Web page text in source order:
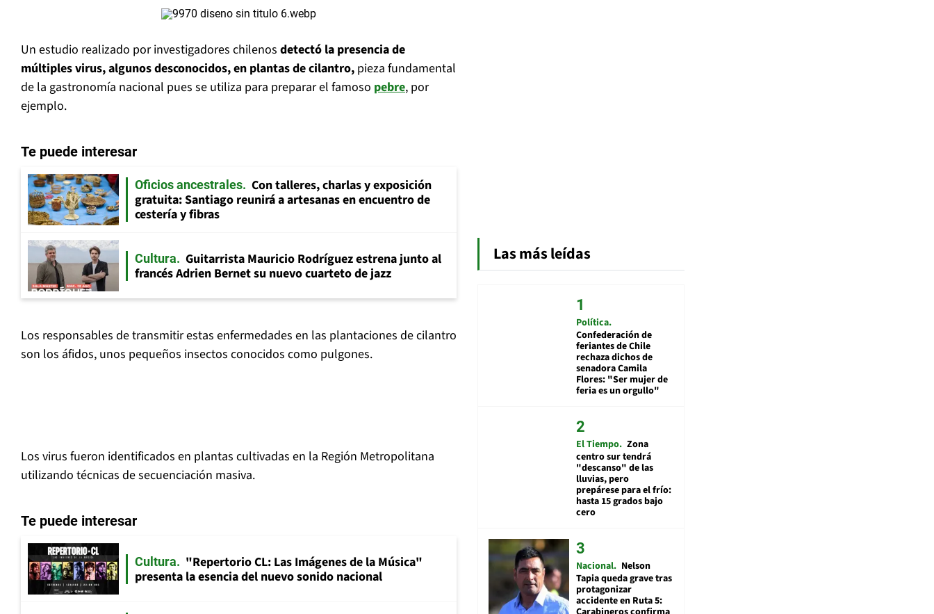
Un estudio realizado por investigadores chilenos detectó la presencia de
múltiples virus, algunos desconocidos, en plantas de cilantro, pieza fundamental
de la gastronomía nacional pues se utiliza para preparar el famoso pebre, por
ejemplo.
Te puede interesar
Oficios ancestrales
Con talleres, charlas y exposición
gratuita: Santiago reunirá a artesanas en encuentro de
cestería y fibras
Cultura
Guitarrista Mauricio Rodríguez estrena junto al
francés Adrien Bernet su nuevo cuarteto de jazz
Los responsables de transmitir estas enfermedades en las plantaciones de cilantro
son los áfidos, unos pequeños insectos conocidos como pulgones.
Los virus fueron identificados en plantas cultivadas en la Región Metropolitana
utilizando técnicas de secuenciación masiva.
Te puede interesar
Cultura
"Repertorio CL: Las Imágenes de la Música"
presenta la esencia del nuevo sonido nacional
Las más leídas
Política
Confederación de
feriantes de Chile
rechaza dichos de
senadora Camila
Flores: "Ser mujer de
feria es un orgullo"
El Tiempo Zona
centro sur tendrá
"descanso" de las
lluvias, pero
prepárese para el frío:
hasta 15 grados bajo
cero
Nacional Nelson
Tapia queda grave tras
protagonizar
accidente en Ruta 5: